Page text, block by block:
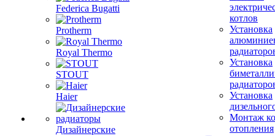
Federica Bugatti
Protherm
Royal Thermo
STOUT
Haier
Дизайнерские
котлов
Установка
Установка
Установка
Монтаж
отопления